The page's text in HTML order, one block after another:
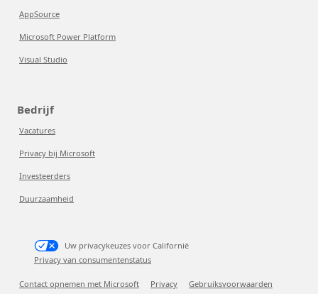
AppSource
Microsoft Power Platform
Visual Studio
Bedrijf
Vacatures
Privacy bij Microsoft
Investeerders
Duurzaamheid
Uw privacykeuzes voor Californië
Privacy van consumentenstatus
Contact opnemen met Microsoft Privacy Gebruiksvoorwaarden